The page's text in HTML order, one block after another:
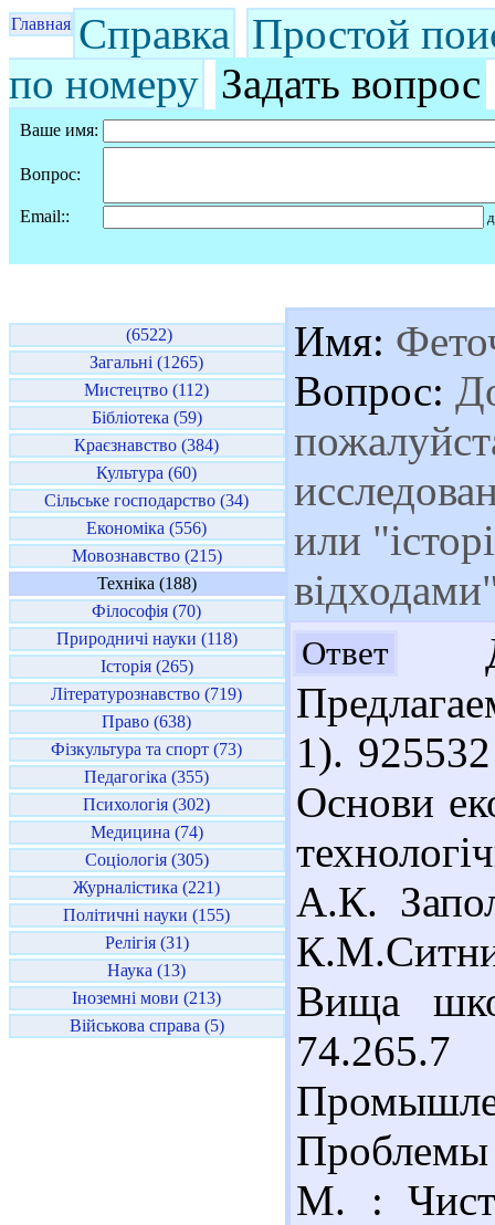
Главная Справка Простой
по номеру Задать вопрос
Ваше имя:
Вопрос:
Email::
(6522)
Загальні (1265)
Мистецтво (112)
Бібліотека (59)
Краєзнавство (384)
Культура (60)
Сільське господарство (34)
Економіка (556)
Мовознавство (215)
Техніка (188)
Філософія (70)
Природничі науки (118)
Історія (265)
Літературознавство (719)
Право (638)
Фізкультура та спорт (73)
Педагогіка (355)
Психологія (302)
Медицина (74)
Соціологія (305)
Журналістика (221)
Політичні науки (155)
Релігія (31)
Наука (13)
Іноземні мови (213)
Військова справа (5)
Имя:
Вопрос:
или
Ответ
1).
Основи
А.К.
Вища
М. :